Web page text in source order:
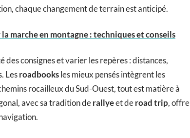
chaque changement de terrain est anticipé.
marche en montagne : techniques et conseils
consignes et varier les repères : distances,
Lesroadbooksles mieux pensés intègrent les
rocailleux du Sud-Ouest, tout est matière à
avec sa tradition derallyeet deroad trip, offre